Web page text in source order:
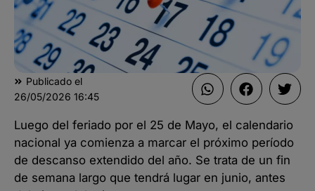
Publicado el
26/05/2026 16:45
Luego del feriado por el 25 de Mayo, el calendario
nacional ya comienza a marcar el próximo período
de descanso extendido del año. Se trata de un fin
de semana largo que tendrá lugar en junio, antes